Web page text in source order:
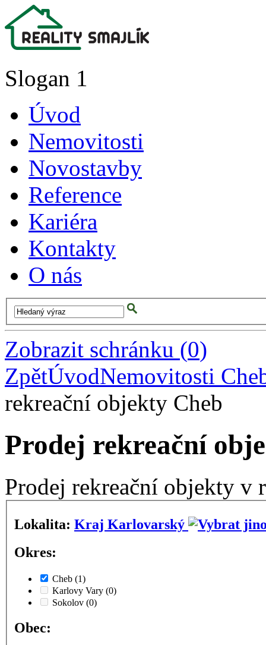
Slogan 1
Úvod
Nemovitosti
Novostavby
Reference
Kariéra
Kontakty
O nás
Zobrazit schránku (0)
ZpětÚvodNemovitosti
rekreační objekty Cheb
Prodej rekreační
Prodej rekreační objekty v
Lokalita:
Kraj Karlovarský
Okres:
Cheb (1)
Karlovy Vary (0)
Sokolov (0)
Obec: